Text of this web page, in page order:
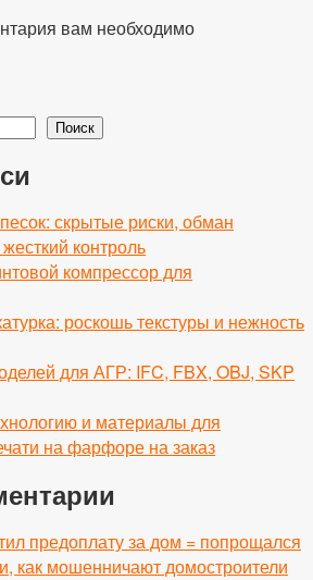
вам необходимо
Поиск
скрытые риски, обман
контроль
компрессор для
роскошь текстуры и нежность
для АГР: IFC, FBX, OBJ, SKP
и материалы для
на фарфоре на заказ
предоплату за дом = попрощался
как мошенничают домостроители